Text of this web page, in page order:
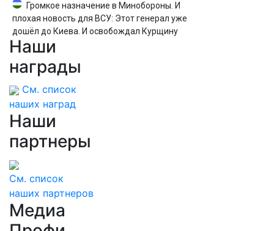
Громкое назначение в Минобороны. И
плохая новость для ВСУ: Этот генерал уже
дошёл до Киева. И освобождал Курщину
Наши
награды
См. список
наших наград
Наши
партнеры
См. список
наших партнеров
Медиа